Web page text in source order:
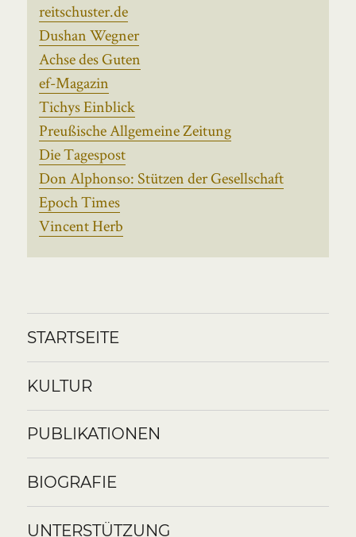
reitschuster.de
Dushan Wegner
Achse des Guten
ef-Magazin
Tichys Einblick
Preußische Allgemeine Zeitung
Die Tagespost
Don Alphonso: Stützen der Gesellschaft
Epoch Times
Vincent Herb
STARTSEITE
KULTUR
PUBLIKATIONEN
BIOGRAFIE
UNTERSTÜTZUNG